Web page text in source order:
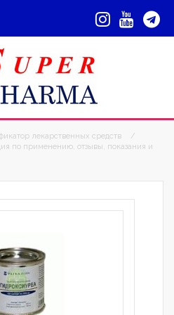
лекарственных средств
/
по применению, отзывы, показания и